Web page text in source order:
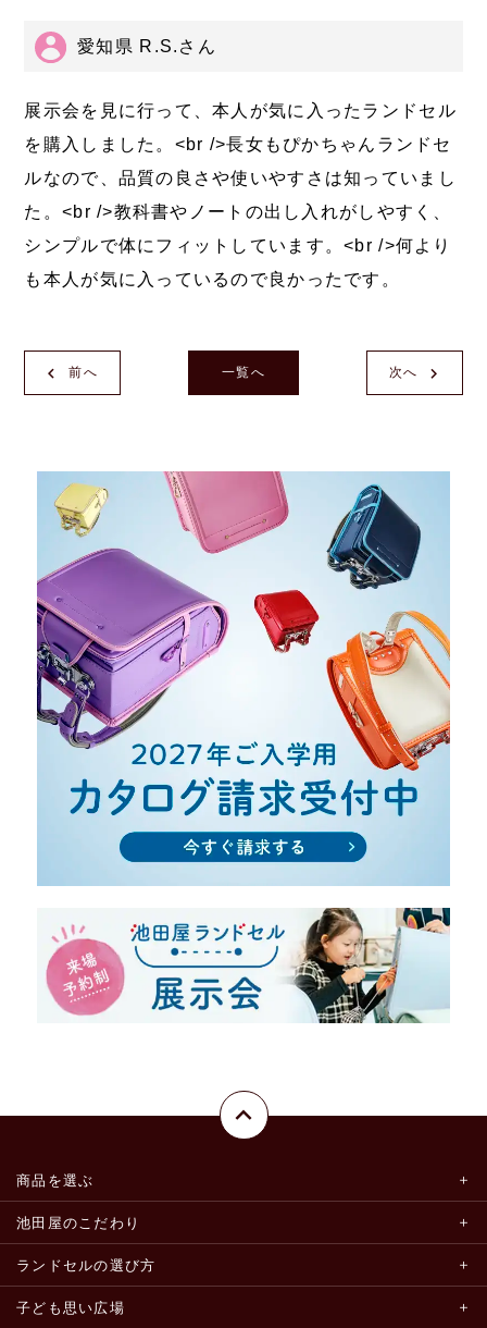
愛知県 R.S.さん
展示会を見に行って、本人が気に入ったランドセル
を購入しました。<br />長女もぴかちゃんランドセ
ルなので、品質の良さや使いやすさは知っていまし
た。<br />教科書やノートの出し入れがしやすく、
シンプルで体にフィットしています。<br />何より
も本人が気に入っているので良かったです。
前へ 次へ
一覧へ
商品を選ぶ
池田屋のこだわり
ランドセルの選び方
子ども思い広場